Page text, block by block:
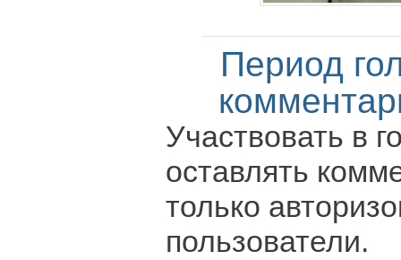
Период
Участвовать в
оставлять
только
пользователи.